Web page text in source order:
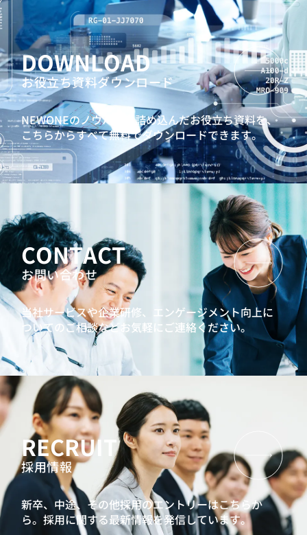
DOWNLOAD
お役立ち資料ダウンロード
NEWONEのノウハウを詰め込んだお役立ち資料を、
こちらからすべて無料でダウンロードできます。
CONTACT
お問い合わせ
当社サービスや企業研修、エンゲージメント向上に
ついてのご相談などお気軽にご連絡ください。
RECRUIT
採用情報
新卒、中途、その他採用のエントリーはこちらか
ら。採用に関する最新情報を発信しています。